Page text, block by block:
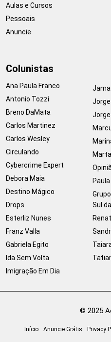
Aulas e Cursos
Pessoais
Anuncie
Colunistas
Ana Paula Franco
Antonio Tozzi
Breno DaMata
Carlos Martinez
Carlos Wesley
Circulando
Cybercrime Expert
Debora Maia
Destino Mágico
Drops
Esterliz Nunes
Franz Valla
Gabriela Egito
Ida Sem Volta
Imigração Em Dia
Sul
© 2025
Início Anuncie Grátis Privacy